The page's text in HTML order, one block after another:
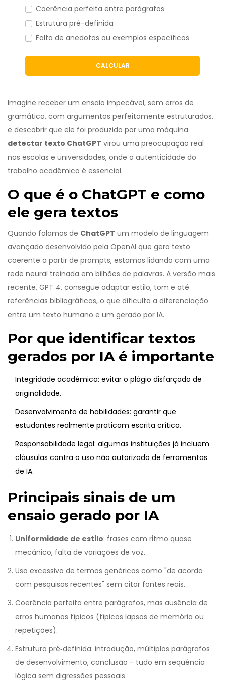
Coerência perfeita entre parágrafos
Estrutura pré-definida
Falta de anedotas ou exemplos específicos
CALCULAR
Imagine receber um ensaio impecável, sem erros de
gramática, com argumentos perfeitamente estruturados,
e descobrir que ele foi produzido por uma máquina.
detectar texto ChatGPT virou uma preocupação real
nas escolas e universidades, onde a autenticidade do
trabalho acadêmico é essencial.
O que é o ChatGPT e como
ele gera textos
Quando falamos de ChatGPT um modelo de linguagem
avançado desenvolvido pela OpenAI que gera texto
coerente a partir de prompts, estamos lidando com uma
rede neural treinada em bilhões de palavras. A versão mais
recente, GPT‑4, consegue adaptar estilo, tom e até
referências bibliográficas, o que dificulta a diferenciação
entre um texto humano e um gerado por IA.
Por que identificar textos
gerados por IA é importante
Integridade acadêmica: evitar o plágio disfarçado de
originalidade.
Desenvolvimento de habilidades: garantir que
estudantes realmente praticam escrita crítica.
Responsabilidade legal: algumas instituições já incluem
cláusulas contra o uso não autorizado de ferramentas
de IA.
Principais sinais de um
ensaio gerado por IA
Uniformidade de estilo: frases com ritmo quase
mecânico, falta de variações de voz.
Uso excessivo de termos genéricos como "de acordo
com pesquisas recentes" sem citar fontes reais.
Coerência perfeita entre parágrafos, mas ausência de
erros humanos típicos (típicos lapsos de memória ou
repetições).
Estrutura pré‑definida: introdução, múltiplos parágrafos
de desenvolvimento, conclusão - tudo em sequência
lógica sem digressões pessoais.